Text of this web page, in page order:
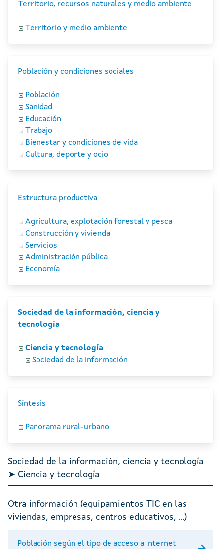
Territorio, recursos naturales y medio ambiente
Territorio y medio ambiente
Población y condiciones sociales
Población
Sanidad
Educación
Trabajo
Bienestar y condiciones de vida
Cultura, deporte y ocio
Estructura productiva
Agricultura, explotación forestal y pesca
Construcción y vivienda
Servicios
Administración pública
Economía
Sociedad de la información, ciencia y
tecnología
Ciencia y tecnología
Sociedad de la información
Síntesis
Panorama rural-urbano
Sociedad de la información, ciencia y tecnología
➤ Ciencia y tecnología
Otra información (equipamientos TIC en las
viviendas, empresas, centros educativos, ...)
Población según el tipo de acceso a internet